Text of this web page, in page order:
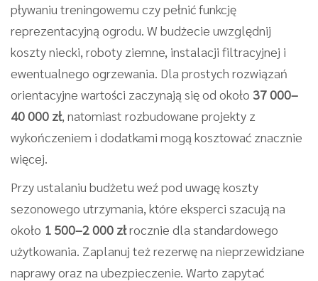
pływaniu treningowemu czy pełnić funkcję
reprezentacyjną ogrodu. W budżecie uwzględnij
koszty niecki, roboty ziemne, instalacji filtracyjnej i
ewentualnego ogrzewania. Dla prostych rozwiązań
orientacyjne wartości zaczynają się od około 37 000–
40 000 zł, natomiast rozbudowane projekty z
wykończeniem i dodatkami mogą kosztować znacznie
więcej.
Przy ustalaniu budżetu weź pod uwagę koszty
sezonowego utrzymania, które eksperci szacują na
około 1 500–2 000 złrocznie dla standardowego
użytkowania. Zaplanuj też rezerwę na nieprzewidziane
naprawy oraz na ubezpieczenie. Warto zapytać